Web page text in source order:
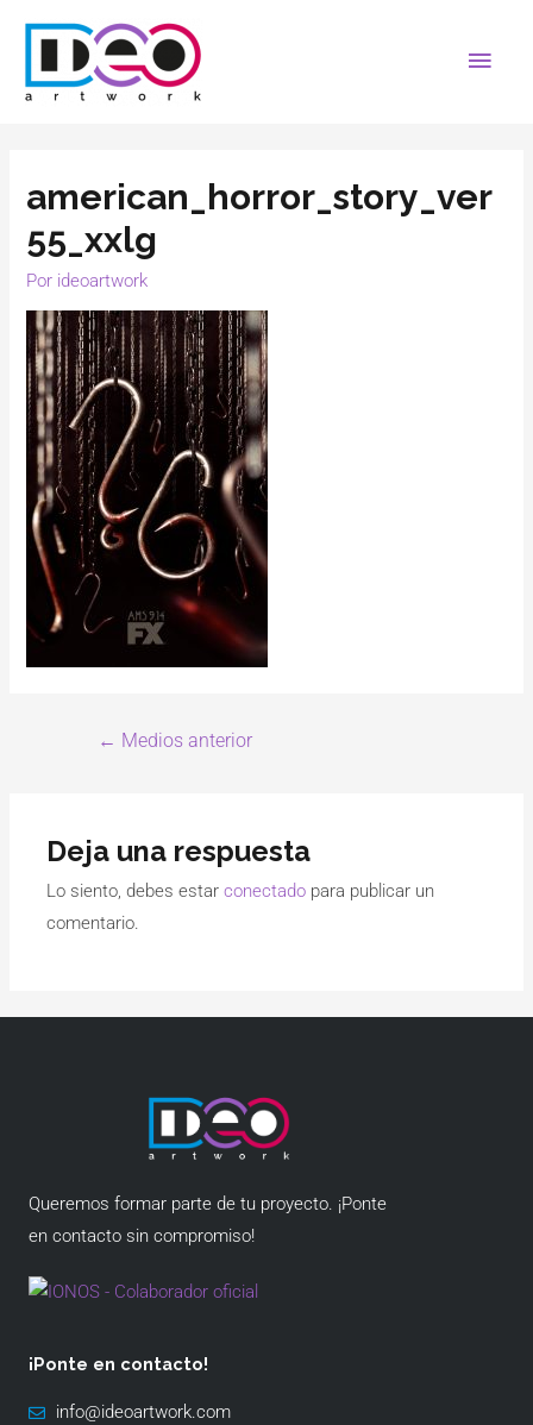
american_horror_story_ver
55_xxlg
Por ideoartwork
← Medios anterior
Deja una respuesta
Lo siento, debes estarconectado para publicar un
comentario.
Queremos formar parte de tu proyecto. ¡Ponte
en contacto sin compromiso!
¡Ponte en contacto!
info@ideoartwork.com